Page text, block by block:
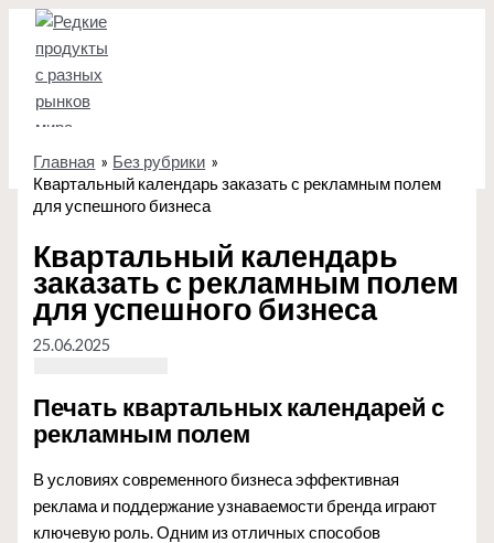
Перейти
содержимому
Главная
Без рубрики
Квартальный календарь заказать с рекламным полем
для успешного бизнеса
Квартальный календарь
заказать с рекламным полем
для успешного бизнеса
25.06.2025
Печать квартальных календарей с
рекламным полем
В условиях современного бизнеса эффективная
реклама и поддержание узнаваемости бренда играют
ключевую роль. Одним из отличных способов